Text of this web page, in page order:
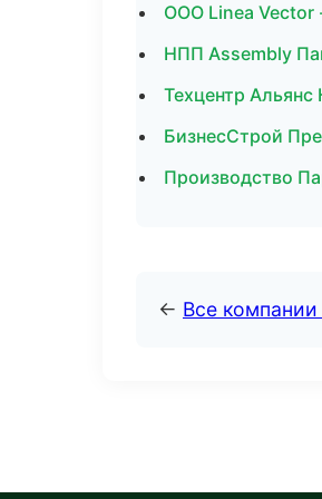
ООО Linea Vector
НПП Assembly
Техцентр
БизнесСтрой
Производство
← Все